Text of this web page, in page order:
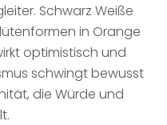
Schwarz Weiße
in Orange
optimistisch und
schwingt bewusst
die Würde und